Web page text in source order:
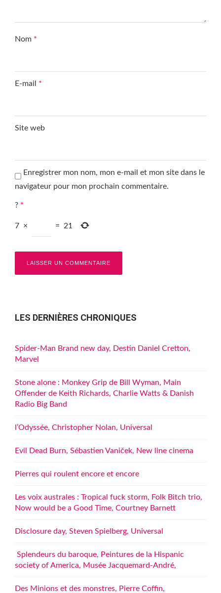
Nom *
E-mail *
Site web
Enregistrer mon nom, mon e-mail et mon site dans le
navigateur pour mon prochain commentaire.
? *
7 × = 21
LES DERNIÈRES CHRONIQUES
Spider-Man Brand new day, Destin Daniel Cretton,
Marvel
Stone alone : Monkey Grip de Bill Wyman, Main
Offender de Keith Richards, Charlie Watts & Danish
Radio Big Band
l’Odyssée, Christopher Nolan, Universal
Evil Dead Burn, Sébastien Vaniček, New line cinema
Pierres qui roulent encore et encore
Les voix australes : Tropical fuck storm, Folk Bitch trio,
Now would be a Good Time, Courtney Barnett
Disclosure day, Steven Spielberg, Universal
Splendeurs du baroque, Peintures de la Hispanic
society of America, Musée Jacquemard-André,
Des Minions et des monstres, Pierre Coffin,